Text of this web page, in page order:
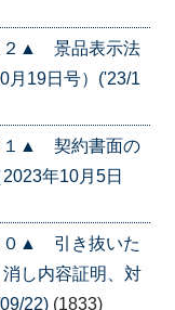
２▲ 景品表示法
月19日号）('23/1
１▲ 契約書面の
年10月5日
０▲ 引き抜いた
し内容証明、対
22) (1833)